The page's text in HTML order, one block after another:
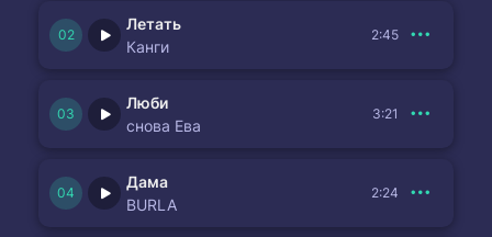
Летать
Канги
2:45
Люби
снова Ева
3:21
Дама
BURLA
2:24